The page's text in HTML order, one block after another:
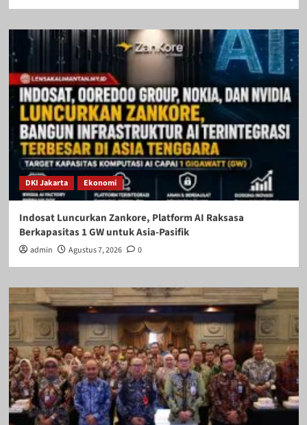
DKI Jakarta Ekonomi
Indosat Luncurkan Zankore, Platform AI Raksasa
Berkapasitas 1 GW untuk Asia-Pasifik
admin Agustus 7, 2026 0